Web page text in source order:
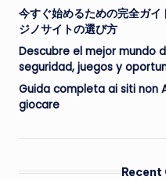
今すぐ始めるための完全ガ
ジノサイトの選び方
Descubre el mejor mundo
seguridad, juegos y
Guida completa ai siti non
giocare